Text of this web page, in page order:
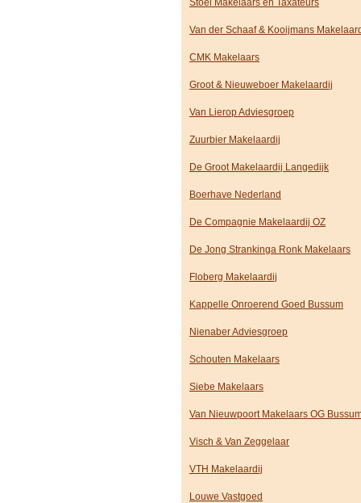
Stoel Makelaars en Taxateurs
Van der Schaaf & Kooijmans
CMK Makelaars
Groot & Nieuweboer Makelaardij
Van Lierop Adviesgroep
Zuurbier Makelaardij
De Groot Makelaardij Langedijk
Boerhave Nederland
De Compagnie Makelaardij OZ
De Jong Strankinga Ronk Makelaars
Floberg Makelaardij
Kappelle Onroerend Goed Bussum
Nienaber Adviesgroep
Schouten Makelaars
Siebe Makelaars
Van Nieuwpoort Makelaars OG
Visch & Van Zeggelaar
VTH Makelaardij
Louwe Vastgoed